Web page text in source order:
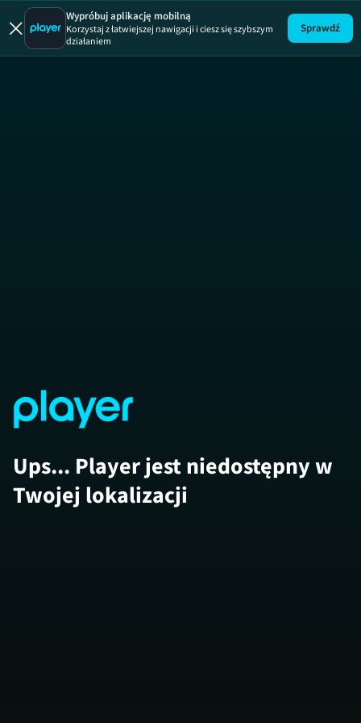
Wypróbuj aplikację mobilną
Korzystaj z łatwiejszej nawigacji i ciesz się szybszym
działaniem
Sprawdź
Ups... Player jest niedostępny w
Twojej lokalizacji